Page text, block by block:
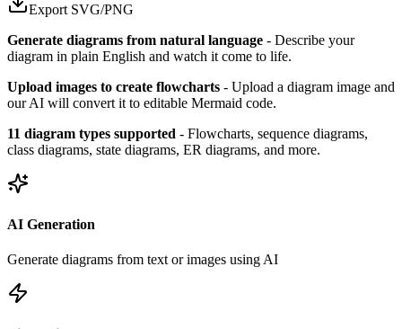
Export SVG/PNG
Generate diagrams from natural language - Describe your
diagram in plain English and watch it come to life.
Upload images to create flowcharts - Upload a diagram image and
our AI will convert it to editable Mermaid code.
11 diagram types supported - Flowcharts, sequence diagrams,
class diagrams, state diagrams, ER diagrams, and more.
AI Generation
Generate diagrams from text or images using AI